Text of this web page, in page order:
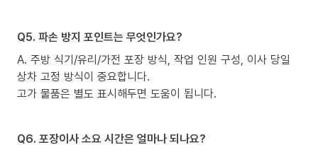
Q5. 파손 방지 포인트는 무엇인가요?
A. 주방 식기/유리/가전 포장 방식, 작업 인원 구성, 이사 당일
상차 고정 방식이 중요합니다.
고가 물품은 별도 표시해두면 도움이 됩니다.
Q6. 포장이사 소요 시간은 얼마나 되나요?